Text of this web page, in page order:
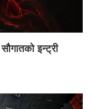
इन्ट्री